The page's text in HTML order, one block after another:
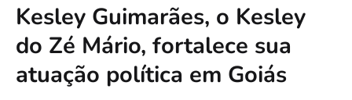
Kesley Guimarães, o Kesley
do Zé Mário, fortalece sua
atuação política em Goiás